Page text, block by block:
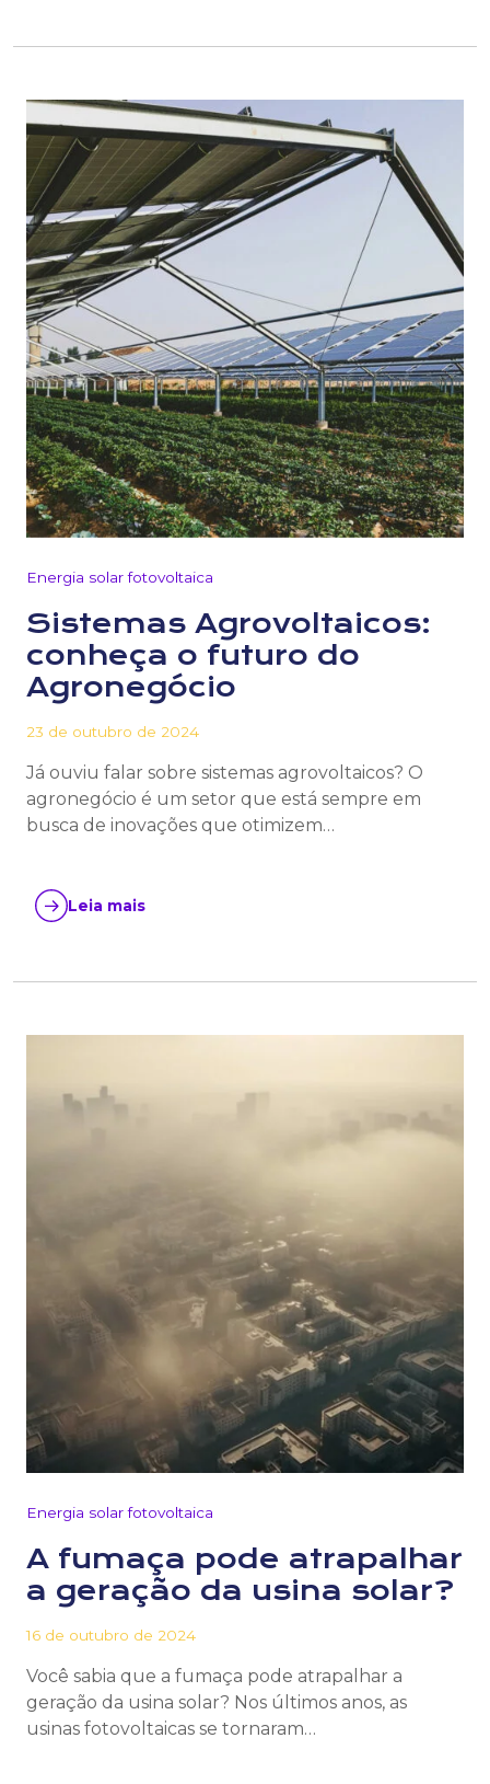
Energia solar fotovoltaica
Sistemas Agrovoltaicos:
conheça o futuro do
Agronegócio
23 de outubro de 2024
Já ouviu falar sobre sistemas agrovoltaicos? O
agronegócio é um setor que está sempre em
busca de inovações que otimizem…
Leia mais
Energia solar fotovoltaica
A fumaça pode atrapalhar
a geração da usina solar?
16 de outubro de 2024
Você sabia que a fumaça pode atrapalhar a
geração da usina solar? Nos últimos anos, as
usinas fotovoltaicas se tornaram…